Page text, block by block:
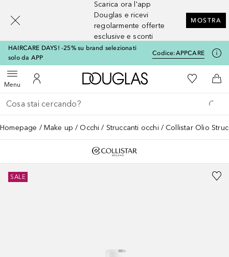
Scarica ora l'app
Douglas e ricevi
regolarmente offerte
esclusive e sconti
MOSTRA
HAIRCARE DAYS! -25% su brand selezionati
solo da APP
Codice:APPCARE
MenuApri menuAl Mio Account
A Douglas HomeAlla Mia
Al
Torna indietro
Esegui ricerca
Homepage Make up Occhi Struccanti occhi Collistar Olio
SALE
[navigation.slideout.screenreader]